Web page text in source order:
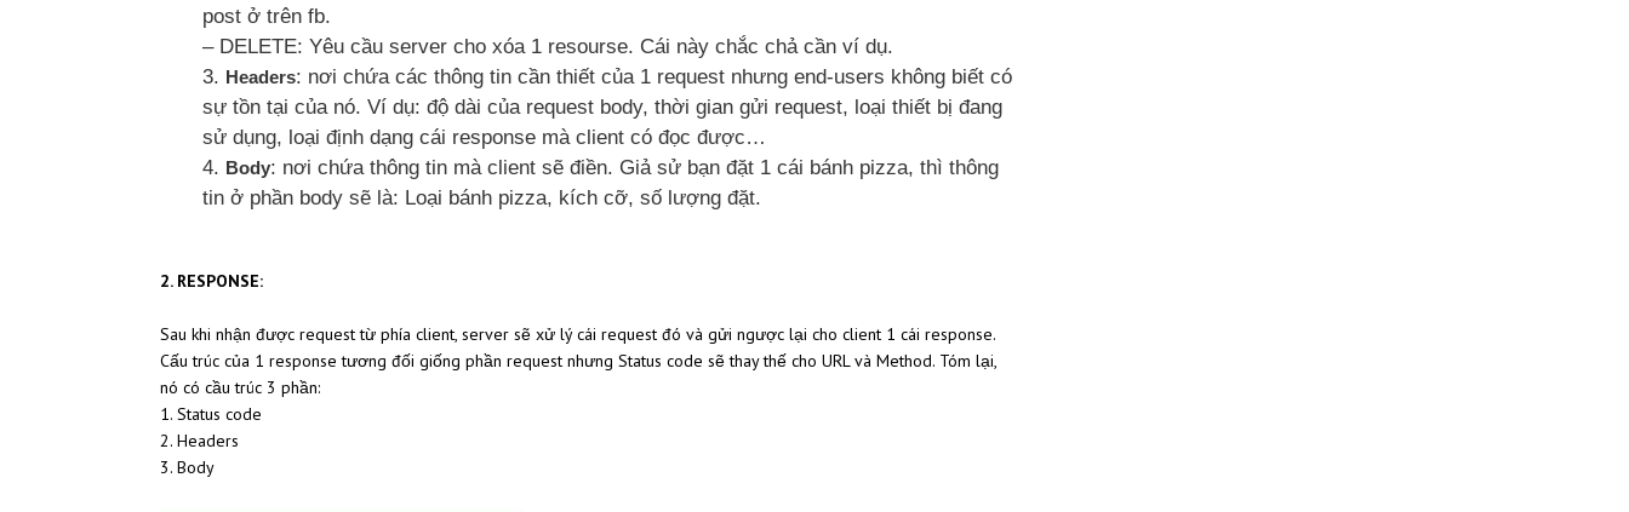
post ở trên fb.
– DELETE: Yêu cầu server cho xóa 1 resourse. Cái này chắc chả cần ví dụ.
Headers: nơi chứa các thông tin cần thiết của 1 request nhưng end-users không biết có
sự tồn tại của nó. Ví dụ: độ dài của request body, thời gian gửi request, loại thiết bị đang
sử dụng, loại định dạng cái response mà client có đọc được…
Body: nơi chứa thông tin mà client sẽ điền. Giả sử bạn đặt 1 cái bánh pizza, thì thông
tin ở phần body sẽ là: Loại bánh pizza, kích cỡ, số lượng đặt.
2. RESPONSE:
Sau khi nhận được request từ phía client, server sẽ xử lý cái request đó và gửi ngược lại cho client 1 cái response.
Cấu trúc của 1 response tương đối giống phần request nhưng Status code sẽ thay thế cho URL và Method. Tóm lại,
nó có cầu trúc 3 phần:
1. Status code
2. Headers
3. Body